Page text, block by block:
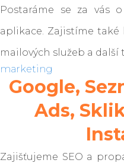
Postaráme se za vás
aplikace. Zajistíme
mailových služeb a
marketing
Google,
Ads,
Zajišťujeme SEO a